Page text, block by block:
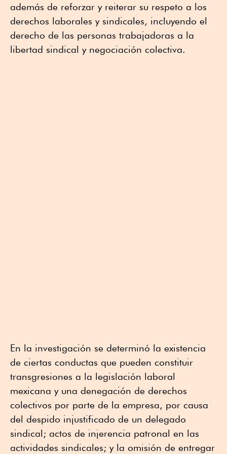
además de reforzar y reiterar su respeto a los
derechos laborales y sindicales, incluyendo el
derecho de las personas trabajadoras a la
libertad sindical y negociación colectiva.
En la investigación se determinó la existencia
de ciertas conductas que pueden constituir
transgresiones a la legislación laboral
mexicana y una denegación de derechos
colectivos por parte de la empresa, por causa
del despido injustificado de un delegado
sindical; actos de injerencia patronal en las
actividades sindicales; y la omisión de entregar